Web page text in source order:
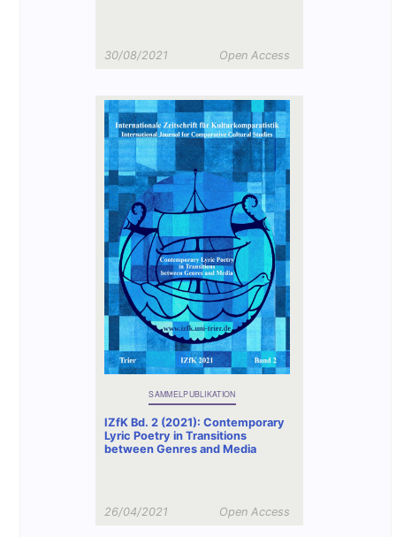
30/08/2021 Open Access
SAMMELPUBLIKATION
IZfK Bd. 2 (2021): Contemporary
Lyric Poetry in Transitions
between Genres and Media
26/04/2021 Open Access